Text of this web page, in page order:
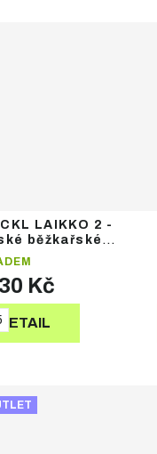
LAIKKO 2 -
běžkařské
Kč